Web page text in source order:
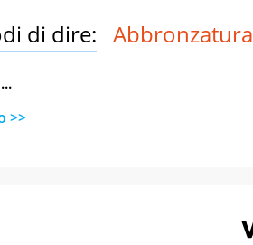
di dire: Abbronzatura
...
>>